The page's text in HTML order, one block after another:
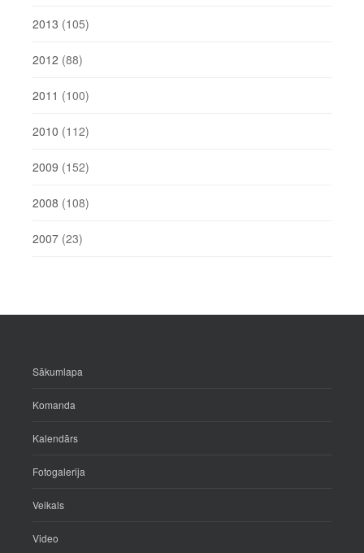
2013 (105)
2012 (88)
2011 (100)
2010 (112)
2009 (152)
2008 (108)
2007 (23)
Sākumlapa
Komanda
Kalendārs
Fotogalerija
Veikals
Video